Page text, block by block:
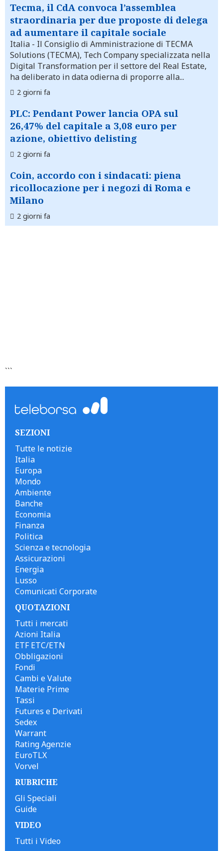
Tecma, il CdA convoca l’assemblea
straordinaria per due proposte di delega
ad aumentare il capitale sociale
Italia - Il Consiglio di Amministrazione di TECMA
Solutions (TECMA), Tech Company specializzata nella
Digital Transformation per il settore del Real Estate,
ha deliberato in data odierna di proporre alla...
2 giorni fa
PLC: Pendant Power lancia OPA sul
26,47% del capitale a 3,08 euro per
azione, obiettivo delisting
2 giorni fa
Coin, accordo con i sindacati: piena
ricollocazione per i negozi di Roma e
Milano
2 giorni fa
```
SEZIONI
Tutte le notizie
Italia
Europa
Mondo
Ambiente
Banche
Economia
Finanza
Politica
Scienza e tecnologia
Assicurazioni
Energia
Lusso
Comunicati Corporate
QUOTAZIONI
Tutti i mercati
Azioni Italia
ETF ETC/ETN
Obbligazioni
Fondi
Cambi e Valute
Materie Prime
Tassi
Futures e Derivati
Sedex
Warrant
Rating Agenzie
EuroTLX
Vorvel
RUBRICHE
Gli Speciali
Guide
VIDEO
Tutti i Video